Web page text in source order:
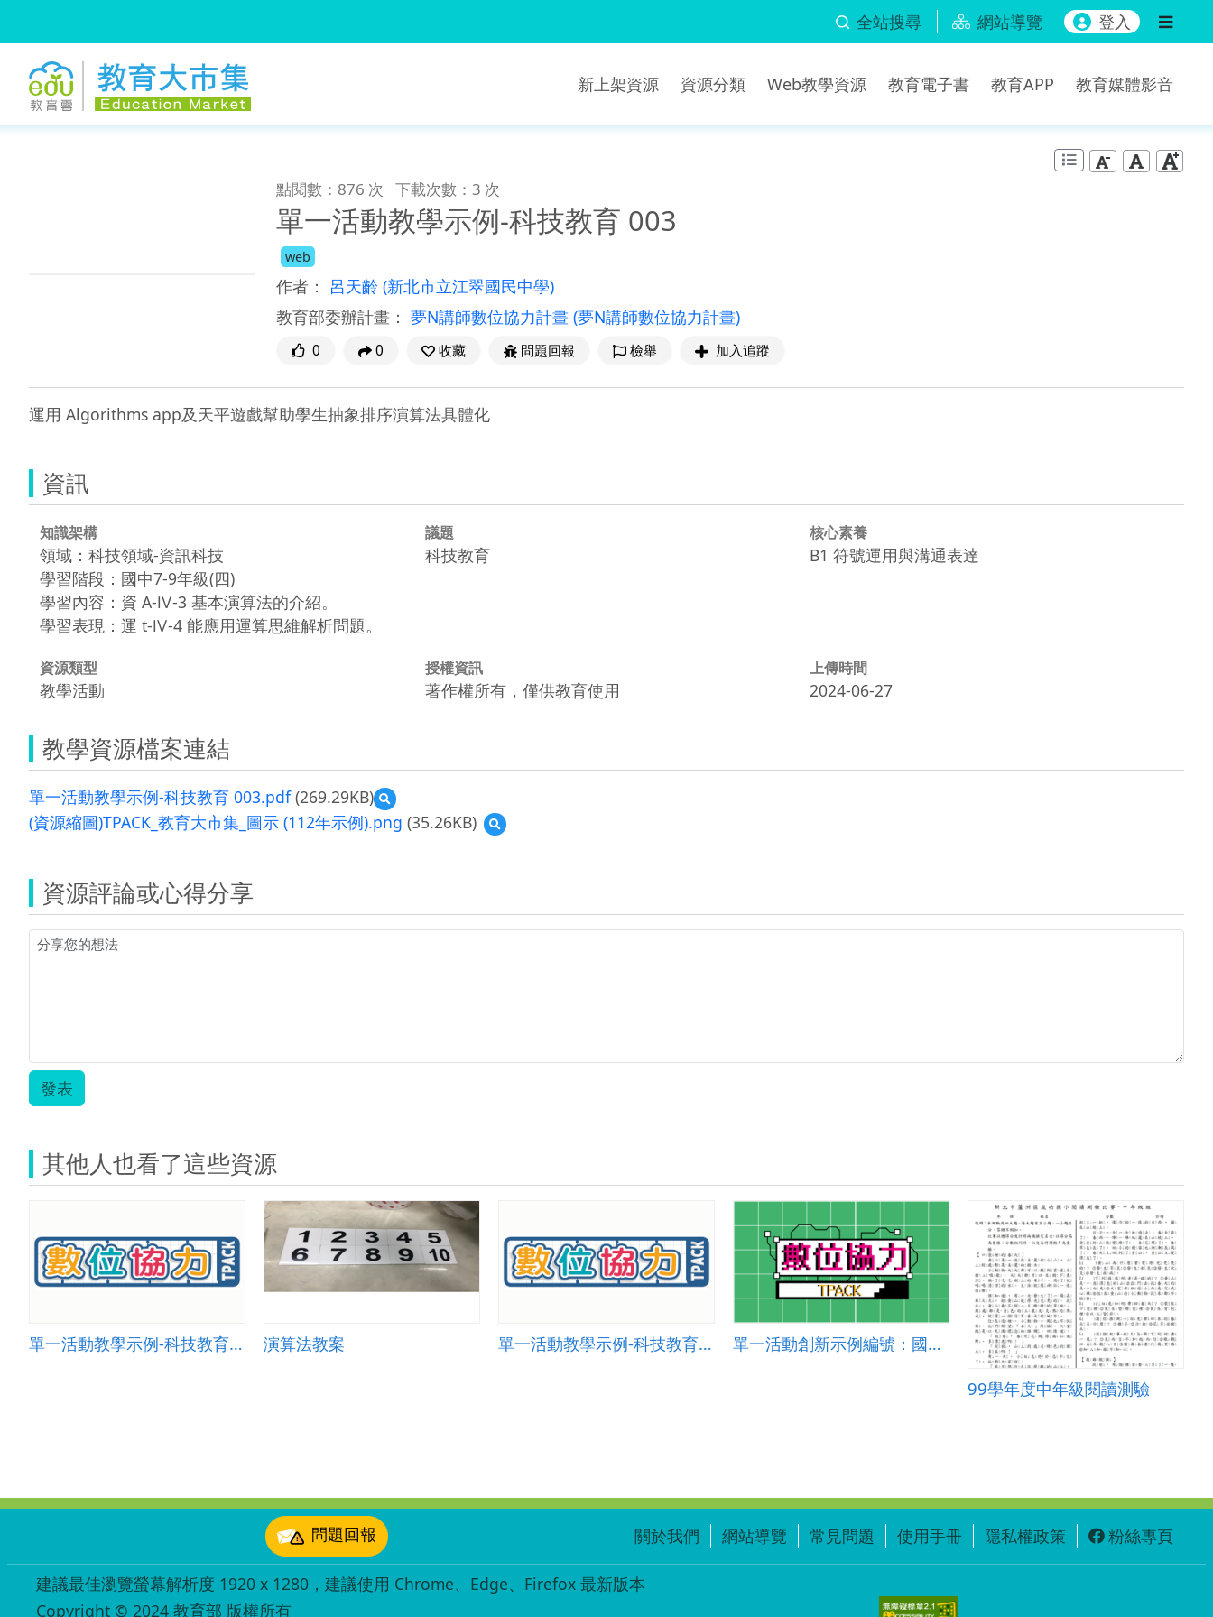
全站搜尋 網站導覽 登入
新上架資源 資源分類 Web教學資源 教育電子書 教育APP 教育媒體影音
點閱數：876 次 下載次數：3 次
單一活動教學示例-科技教育 003
web
作者： 呂天齡 (新北市立江翠國民中學)
教育部委辦計畫： 夢N講師數位協力計畫 (夢N講師數位協力計畫)
0 0 收藏 問題回報 檢舉 加入追蹤
運用 Algorithms app及天平遊戲幫助學生抽象排序演算法具體化
資訊
知識架構
領域：科技領域-資訊科技
學習階段：國中7-9年級(四)
學習內容：資 A-Ⅳ-3 基本演算法的介紹。
學習表現：運 t-Ⅳ-4 能應用運算思維解析問題。
議題
科技教育
核心素養
B1 符號運用與溝通表達
資源類型
教學活動
授權資訊
著作權所有，僅供教育使用
上傳時間
2024-06-27
教學資源檔案連結
單一活動教學示例-科技教育 003.pdf(269.29KB)
預
覽
單
學
示
(資源縮圖)TPACK_教育大市集_圖示 (112年示例).png (35.26KB)
預
覽
教
(112
資源評論或心得分享
發表
其他人也看了這些資源
單一活動教學示例-科技教育 005 演算法教案 單一活動教學示例-科技教育 004
單一活動創新示例編號：國中綜合-輔導 2024-001
99學年度中年級閱讀測驗
問題回報 關於我們 網站導覽 常見問題 使用手冊 隱私權政策 粉絲專頁
建議最佳瀏覽螢幕解析度 1920 x 1280，建議使用 Chrome、Edge、Firefox 最新版本
Copyright © 2024 教育部 版權所有